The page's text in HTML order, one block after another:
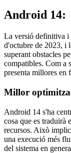
Android 14:
La versió definitiva i
d'octubre de 2023, i
superant obstacles
compatibles. Com a
presenta millores en
Millor
Android 14 s'ha
cosa que es traduirà
recursos. Això
una execució més
del sistema en